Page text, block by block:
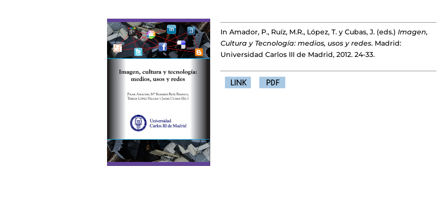
In Amador, P., Ruíz, M.R., López, T. y Cubas, J. (eds.) Imagen,
Cultura y Tecnología: medios, usos y redes. Madrid:
Universidad Carlos III de Madrid, 2012. 24-33.